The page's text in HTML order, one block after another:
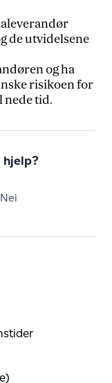
de utvidelsene
og ha
risikoen for
nede tid.
hjelp?
Nei